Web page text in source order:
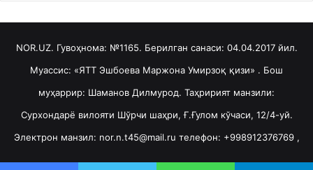
NOR.UZ. Гувоҳнома: №1165. Берилган санаси: 04.04.2017 йил.
Муассис: «ЯТТ Эшбоева Маржона Умирзоқ қизи» . Бош
муҳаррир: Шаманов Дилмурод. Таҳририят манзили:
Сурхондарё вилояти Шўрчи шаҳри, Ғ.Ғулом кўчаси, 12/4-уй.
Электрон манзил: nor.n.t45@mail.ru телефон: +998912376769 ,